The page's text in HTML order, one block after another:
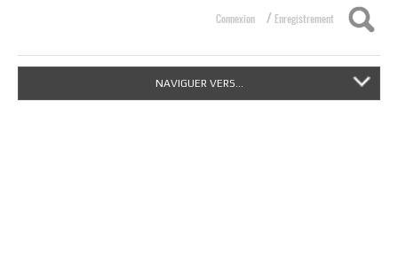
Connexion / Enregistrement
NAVIGUER VERS...